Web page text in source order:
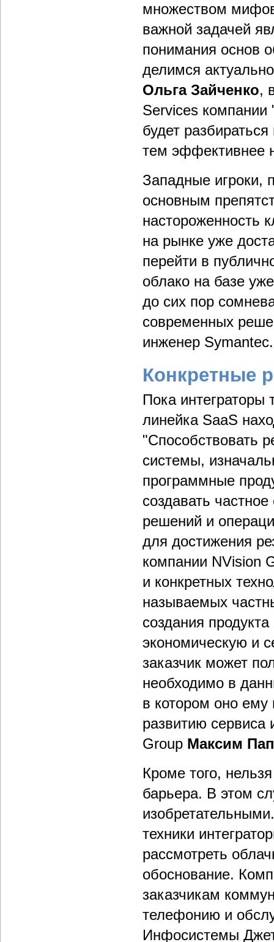
множеством
важной задачей
понимания основ
делимся
Ольга Зайченко,
Services
будет
тем эффективнее
Западные игроки,
основным
настороженность
на рынке уже
перейти в
облако на базе
до сих пор
современных
инженер Symantec.
Конкретные
Пока интеграторы
линейка SaaS
"Способствовать
системы,
программные
создавать
решений и
для достижения
компании NVision
и конкретных
называемых
создания
экономическую и
заказчик может
необходимо в
в котором оно ему
развитию сервиса
Group Максим
Кроме того,
барьера. В этом
техники
рассмотреть
обоснование.
заказчикам
телефонию и
Инфосистемы